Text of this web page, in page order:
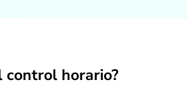
control horario?